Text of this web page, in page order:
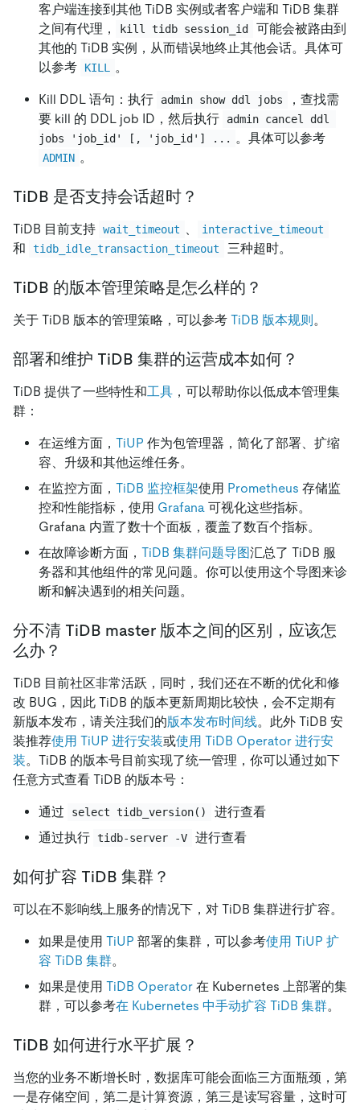
客户端连接到其他 TiDB 实例或者客户端和 TiDB 集群
之间有代理，
kill tidb session_id
可能会被路由到
其他的 TiDB 实例，从而错误地终止其他会话。具体可
以参考
KILL 。
Kill DDL 语句：执行 admin show ddl jobs
，查找需
要 kill 的 DDL job ID，然后执行
admin cancel ddl
jobs 'job_id' [, 'job_id'] ... 。具体可以参考
ADMIN 。
TiDB 是否支持会话超时？
TiDB 目前支持 wait_timeout 、 interactive_timeout
和 tidb_idle_transaction_timeout 三种超时。
TiDB 的版本管理策略是怎么样的？
关于 TiDB 版本的管理策略，可以参考 TiDB 版本规则。
部署和维护 TiDB 集群的运营成本如何？
TiDB 提供了一些特性和工具 ，可以帮助你以低成本管理集
群：
在运维方面， TiUP 作为包管理器，简化了部署、扩缩
容、升级和其他运维任务。
在监控方面， TiDB 监控框架使用 Prometheus 存储监
控和性能指标，使用 Grafana 可视化这些指标。
Grafana 内置了数十个面板，覆盖了数百个指标。
在故障诊断方面， TiDB 集群问题导图汇总了 TiDB 服
务器和其他组件的常见问题。你可以使用这个导图来诊
断和解决遇到的相关问题。
分不清 TiDB master 版本之间的区别，应该怎
么办？
TiDB 目前社区非常活跃，同时，我们还在不断的优化和修
改 BUG，因此 TiDB 的版本更新周期比较快，会不定期有
新版本发布，请关注我们的版本发布时间线。此外 TiDB 安
装推荐使用 TiUP 进行安装或使用 TiDB Operator 进行安
装。TiDB 的版本号目前实现了统一管理，你可以通过如下
任意方式查看 TiDB 的版本号：
通过 select tidb_version()
进行查看
通过执行 tidb-server -V 进行查看
如何扩容 TiDB 集群？
可以在不影响线上服务的情况下，对 TiDB 集群进行扩容。
如果是使用 TiUP 部署的集群，可以参考使用 TiUP 扩
容 TiDB 集群。
如果是使用 TiDB Operator 在 Kubernetes 上部署的集
群，可以参考在 Kubernetes 中手动扩容 TiDB 集群。
TiDB 如何进行水平扩展？
当您的业务不断增长时，数据库可能会面临三方面瓶颈，第
一是存储空间，第二是计算资源，第三是读写容量，这时可